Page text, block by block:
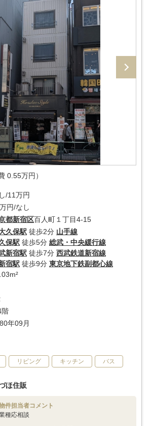
0.55万円）
/11万円
円/なし
都新宿区百人町１丁目4-15
久保駅 徒歩2分 山手線
保駅 徒歩5分 総武・中央緩行線
新宿駅 徒歩7分 西武鉄道新宿線
宿駅 徒歩9分 東京地下鉄副都心線
階
年09月
リビング キッチン バス
ほ住販
件担当者コメント
種応相談